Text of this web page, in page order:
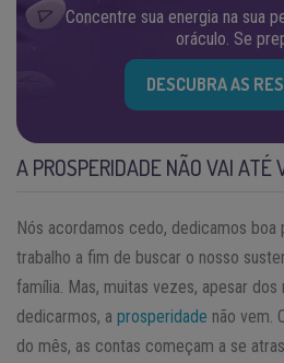
Concentre sua energia na sua
oráculo. Se
DESCUBRA AS
A PROSPERIDADE NÃO VAI ATÉ
Nós acordamos cedo, dedicamos boa
trabalho a fim de buscar o nosso
família. Mas, muitas vezes, apesar
dedicarmos, a prosperidade não vem.
do mês, as contas começam a se